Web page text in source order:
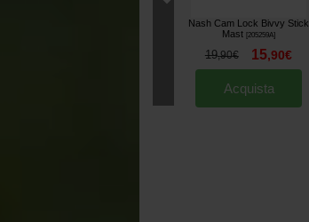
Nash Cam Lock Bivvy Stick
Mast [205259A]
19,90€ 15,90€
Acquista